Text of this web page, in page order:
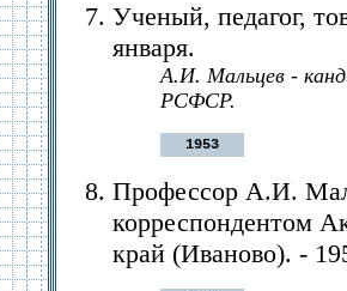
Ученый, педагог,
января.
А.И. Мальцев -
РСФСР.
1953
Профессор А.И.
корреспондентом
край (Иваново). -